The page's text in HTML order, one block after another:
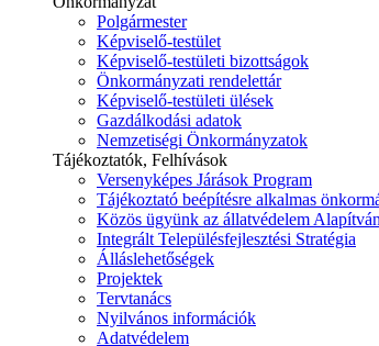
Polgármester
Képviselő-testület
Képviselő-testületi bizottságok
Önkormányzati rendelettár
Képviselő-testületi ülések
Gazdálkodási adatok
Nemzetiségi Önkormányzatok
Tájékoztatók, Felhívások
Versenyképes Járások Program
Tájékoztató beépítésre alkalmas
Közös ügyünk az állatvédelem
Integrált Településfejlesztési Stratégia
Álláslehetőségek
Projektek
Tervtanács
Nyilvános információk
Adatvédelem